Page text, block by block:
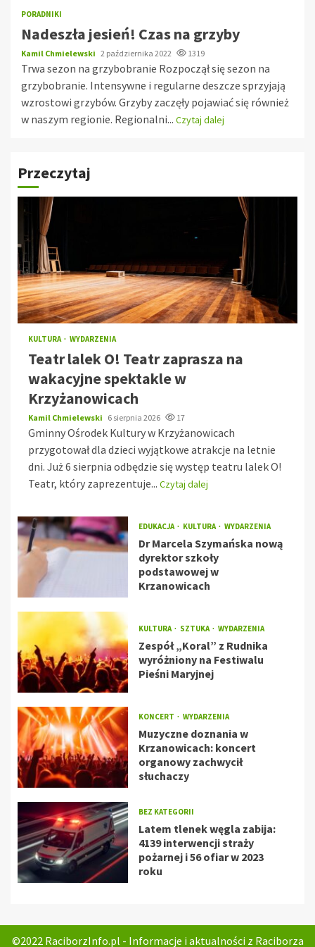
PORADNIKI
Nadeszła jesień! Czas na grzyby
Kamil Chmielewski 2 października 2022 1319
Trwa sezon na grzybobranie Rozpoczął się sezon na
grzybobranie. Intensywne i regularne deszcze sprzyjają
wzrostowi grzybów. Grzyby zaczęły pojawiać się również
w naszym regionie. Regionalni... Czytaj dalej
Przeczytaj
KULTURA WYDARZENIA
Teatr lalek O! Teatr zaprasza na
wakacyjne spektakle w
Krzyżanowicach
Kamil Chmielewski 6 sierpnia 2026 17
Gminny Ośrodek Kultury w Krzyżanowicach
przygotował dla dzieci wyjątkowe atrakcje na letnie
dni. Już 6 sierpnia odbędzie się występ teatru lalek O!
Teatr, który zaprezentuje... Czytaj dalej
EDUKACJA KULTURA WYDARZENIA
Dr Marcela Szymańska nową
dyrektor szkoły
podstawowej w
Krzanowicach
KULTURA SZTUKA WYDARZENIA
Zespół „Koral” z Rudnika
wyróżniony na Festiwalu
Pieśni Maryjnej
KONCERT WYDARZENIA
Muzyczne doznania w
Krzanowicach: koncert
organowy zachwycił
słuchaczy
BEZ KATEGORII
Latem tlenek węgla zabija:
4139 interwencji straży
pożarnej i 56 ofiar w 2023
roku
©2022 RaciborzInfo.pl - Informacje i aktualności z Raciborza